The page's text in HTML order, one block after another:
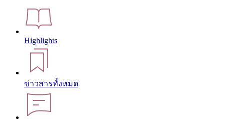
Highlights
ข่าวสารทั้งหมด